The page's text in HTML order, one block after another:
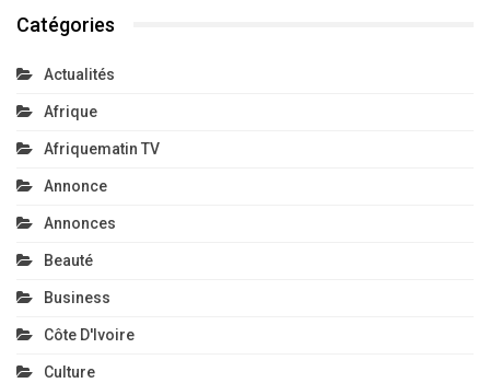
Catégories
Actualités
Afrique
Afriquematin TV
Annonce
Annonces
Beauté
Business
Côte D'Ivoire
Culture